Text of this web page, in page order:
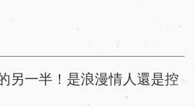
另一半！是浪漫情人還是控